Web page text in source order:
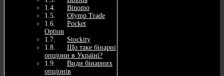
Binomo
Olymp Trade
Pocket
Option
Stockity
Що таке бінарні
опціони в Україні?
Види бінарних
опціонів